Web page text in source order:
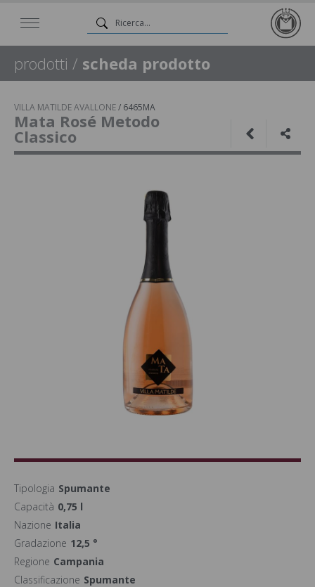
prodotti / scheda prodotto
VILLA MATILDE AVALLONE/ 6465MA
Mata Rosé Metodo
Classico
Tipologia Spumante
Capacità 0,75 l
Nazione Italia
Gradazione 12,5 °
Regione Campania
Classificazione Spumante